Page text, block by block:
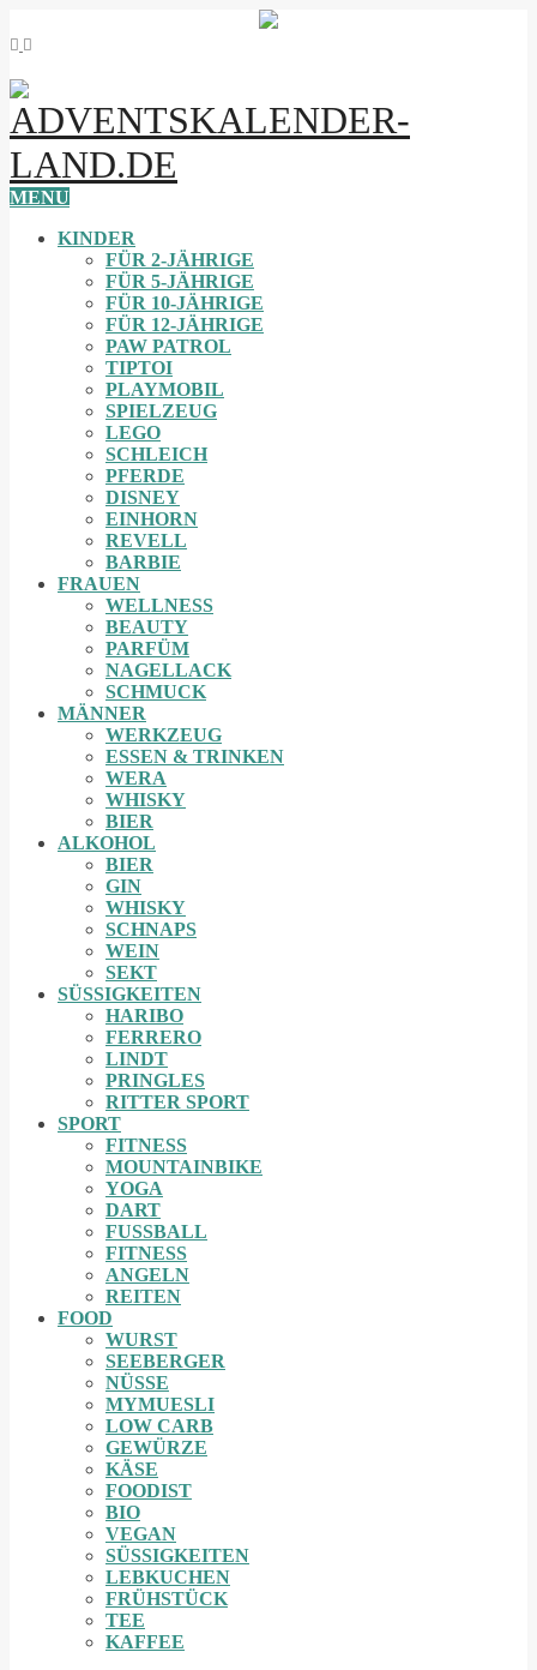
MENU
KINDER
FÜR 2-JÄHRIGE
FÜR 5-JÄHRIGE
FÜR 10-JÄHRIGE
FÜR 12-JÄHRIGE
PAW PATROL
TIPTOI
PLAYMOBIL
SPIELZEUG
LEGO
SCHLEICH
PFERDE
DISNEY
EINHORN
REVELL
BARBIE
FRAUEN
WELLNESS
BEAUTY
PARFÜM
NAGELLACK
SCHMUCK
MÄNNER
WERKZEUG
ESSEN & TRINKEN
WERA
WHISKY
BIER
ALKOHOL
BIER
GIN
WHISKY
SCHNAPS
WEIN
SEKT
SÜSSIGKEITEN
HARIBO
FERRERO
LINDT
PRINGLES
RITTER SPORT
SPORT
FITNESS
MOUNTAINBIKE
YOGA
DART
FUSSBALL
FITNESS
ANGELN
REITEN
FOOD
WURST
SEEBERGER
NÜSSE
MYMUESLI
LOW CARB
GEWÜRZE
KÄSE
FOODIST
BIO
VEGAN
SÜSSIGKEITEN
LEBKUCHEN
FRÜHSTÜCK
TEE
KAFFEE